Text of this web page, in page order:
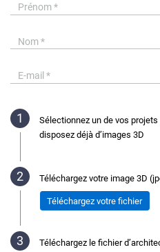
Sélectionnez un de vos
disposez déjà d’images 3D
Téléchargez votre image 3D
Téléchargez votre fichier
Téléchargez le fichier